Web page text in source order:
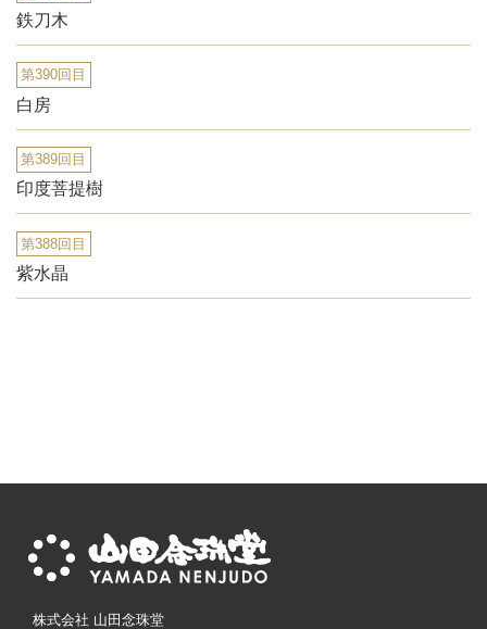
鉄刀木
第390回目
白房
第389回目
印度菩提樹
第388回目
紫水晶
株式会社 山田念珠堂